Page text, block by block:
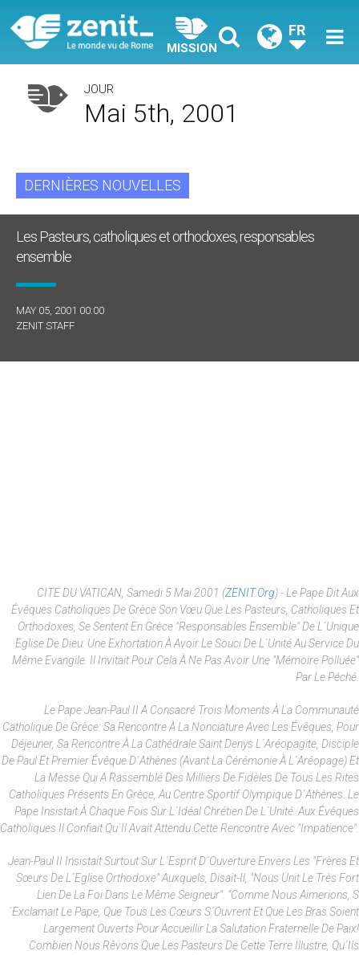
MISSION
FR
JOUR
Mai 5th, 2001
DERNIÈRES NOUVELLES
Les Pasteurs, catholiques et orthodoxes, responsables
ensemble
MAY 05, 2001 00:00
ZENIT STAFF
CITE DU VATICAN, Samedi 5 Mai 2001 (ZENIT.org) - Le Pape Dit Aux
Évêques Catholiques De Grèce Son Vœu Que Les Pasteurs, Catholiques Et
Orthodoxes, Se Sentent En Grèce "responsables Ensemble" De L´unique
Eglise De Dieu: Une Exhortation À Avoir Le Souci De L´unité Au Service Du
Même Evangile. Il Invitait Pour Cela À Ne Pas Avoir Une "mémoire Polluée"
Par Le Péché.
Le Pape Jean-Paul II A Consacré Trois Moments À La Communauté
Catholique De Grèce: Sa Rencontre À La Nonciature Avec Les Évêques, Pour
Déjeuner, Sa Rencontre À La Cathédrale Saint Denys L´Aréopagite, Disciple
De Paul Et Premier Évêque D´Athènes (avant La Cérémonie À L´Aréopage) Et
La Messe Qui A Rassemblé Des Milliers De Fidèles De Tous Les Rites
Catholiques Présents En Grèce, Au Centre Sportif Olympique D´Athènes. Le
Pape Insistait À Chaque Fois Sur L´idéal Chrétien De L´unité. Aux Évêques
Catholiques Il Confiait Qu´il Avait Attendu Cette Rencontre Avec "impatience".
Jean-Paul II Insistait Surtout Sur L´esprit D´ouverture Envers Les "frères Et
Sœurs De L´Eglise Orthodoxe" Auxquels, Disait-Il, "nous Unit Le Très Fort
Lien De La Foi Dans Le Même Seigneur". "Comme Nous Aimerions, S
´exclamait Le Pape, Que Tous Les Cœurs S´ouvrent Et Que Les Bras Soient
Largement Ouverts Pour Accueillir La Salutation Fraternelle De Paix!
Combien Nous Rêvons Que Les Pasteurs De Cette Terre Illustre, Qu´ils